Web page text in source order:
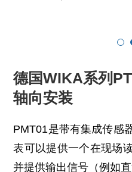
德国WIKA系列
轴向安装
PMT01是带有集成传感
表可以提供一个在现场
并提供输出信号（例如